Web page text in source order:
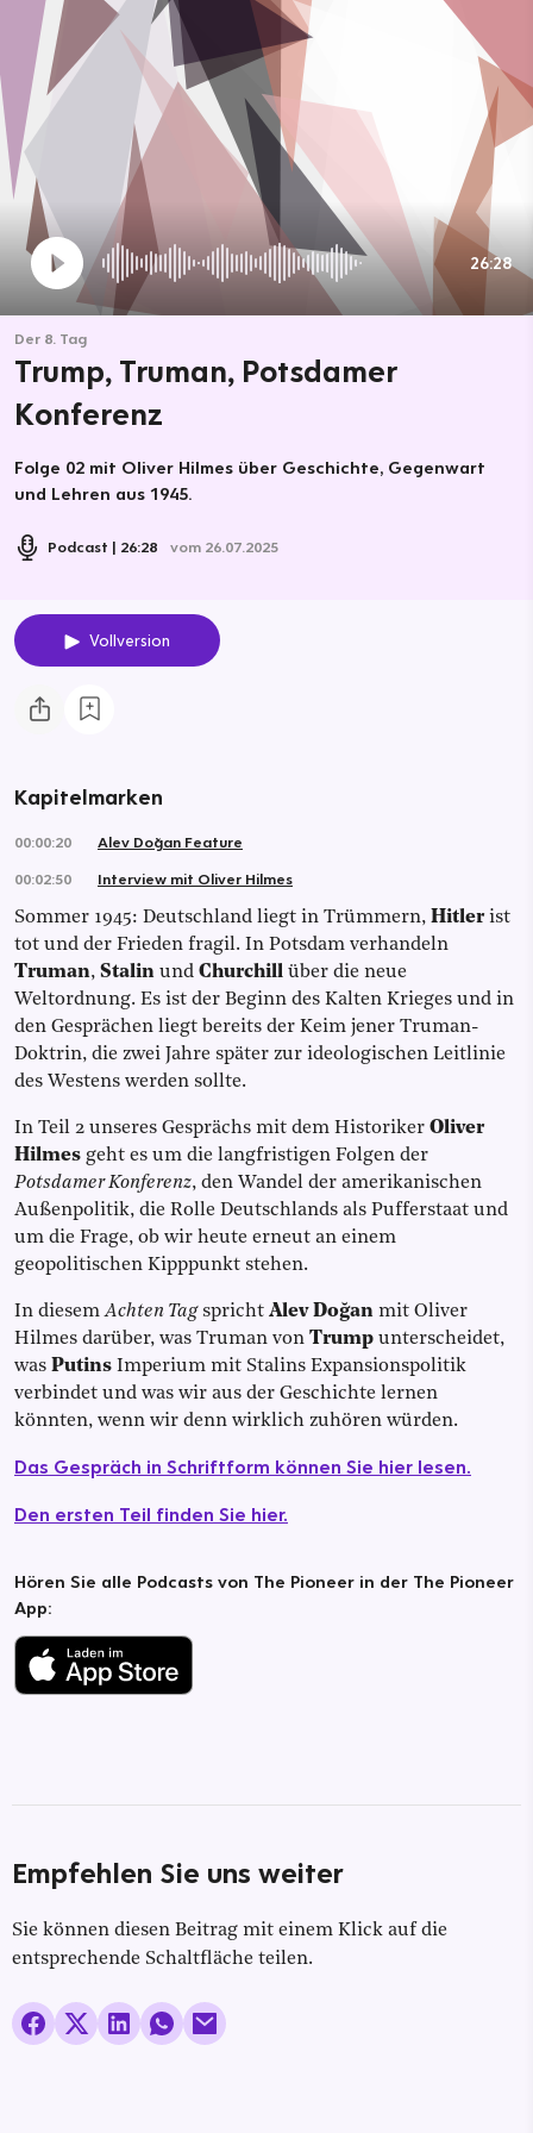
26:28
Der 8. Tag
Trump, Truman, Potsdamer
Konferenz
Folge 02 mit Oliver Hilmes über Geschichte, Gegenwart
und Lehren aus 1945.
Podcast 26:28 vom 26.07.2025
Vollversion
Kapitelmarken
00:00:20
Alev Doğan Feature
00:02:50
Interview mit Oliver Hilmes
Sommer 1945: Deutschland liegt in Trümmern, Hitlerist
tot und der Frieden fragil. In Potsdam verhandeln
Truman, Stalin und Churchill über die neue
Weltordnung. Es ist der Beginn des Kalten Krieges und in
den Gesprächen liegt bereits der Keim jener Truman-
Doktrin, die zwei Jahre später zur ideologischen Leitlinie
des Westens werden sollte.
In Teil 2 unseres Gesprächs mit dem Historiker Oliver
Hilmes geht es um die langfristigen Folgen der
Potsdamer Konferenz, den Wandel der amerikanischen
Außenpolitik, die Rolle Deutschlands als Pufferstaat und
um die Frage, ob wir heute erneut an einem
geopolitischen Kipppunkt stehen.
In diesemAchten Tagspricht Alev Doğan mit Oliver
Hilmes darüber, was Truman von Trump unterscheidet,
was Putins Imperium mit Stalins Expansionspolitik
verbindet und was wir aus der Geschichte lernen
könnten, wenn wir denn wirklich zuhören würden.
Das Gespräch in Schriftform können Sie hier lesen.
Den ersten Teil finden Sie hier.
Hören Sie alle Podcasts von The Pioneer in der The Pioneer
App:
Empfehlen Sie uns weiter
Sie können diesen Beitrag mit einem Klick auf die
entsprechende Schaltfläche teilen.